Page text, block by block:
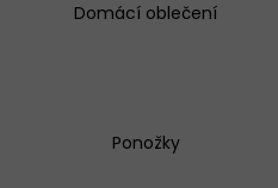
Domácí oblečení
Ponožky